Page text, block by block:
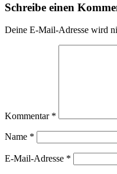
Schreibe einen
Deine E-Mail-Adresse wird
Kommentar *
Name *
E-Mail-Adresse *